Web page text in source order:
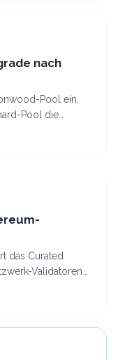
nach
Pool ein,
Pool die
das Curated
Validatoren